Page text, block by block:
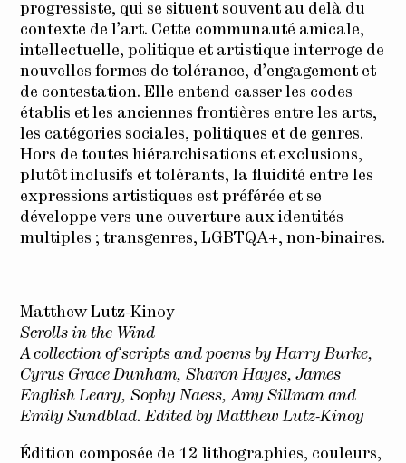
progressiste, qui se situent souvent au delà du
contexte de l’art. Cette communauté amicale,
intellectuelle, politique et artistique interroge de
nouvelles formes de tolérance, d’engagement et
de contestation. Elle entend casser les codes
établis et les anciennes frontières entre les arts,
les catégories sociales, politiques et de genres.
Hors de toutes hiérarchisations et exclusions,
plutôt inclusifs et tolérants, la fluidité entre les
expressions artistiques est préférée et se
développe vers une ouverture aux identités
multiples ; transgenres, LGBTQA+, non-binaires.
Matthew Lutz-Kinoy
Scrolls in the Wind
A collection of scripts and poems by Harry Burke,
Cyrus Grace Dunham, Sharon Hayes, James
English Leary, Sophy Naess, Amy Sillman and
Emily Sundblad. Edited by Matthew Lutz-Kinoy
Édition composée de 12 lithographies, couleurs,